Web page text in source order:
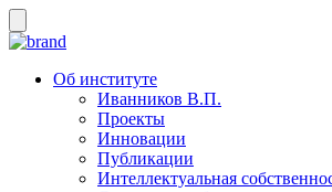
Об институте
Иванников В.П.
Проекты
Инновации
Публикации
Интеллектуальная